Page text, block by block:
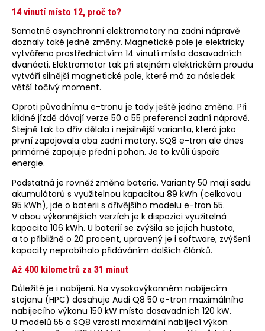
14 vinutí místo 12, proč to?
Samotné asynchronní elektromotory na zadní nápravě
doznaly také jedné změny. Magnetické pole je elektricky
vytvářeno prostřednictvím 14 vinutí místo dosavadních
dvanácti. Elektromotor tak při stejném elektrickém proudu
vytváří silnější magnetické pole, které má za následek
větší točivý moment.
Oproti původnímu e-tronu je tady ještě jedna změna. Při
klidné jízdě dávají verze 50 a 55 preferenci zadní nápravě.
Stejně tak to dřív dělala i nejsilnější varianta, která jako
první zapojovala oba zadní motory. SQ8 e-tron ale dnes
primárně zapojuje přední pohon. Je to kvůli úspoře
energie.
Podstatná je rovněž změna baterie. Varianty 50 mají sadu
akumulátorů s využitelnou kapacitou 89 kWh (celkovou
95 kWh), jde o baterii s dřívějšího modelu e-tron 55.
V obou výkonnějších verzích je k dispozici využitelná
kapacita 106 kWh. U baterií se zvýšila se jejich hustota,
a to přibližně o 20 procent, upravený je i software, zvýšení
kapacity neprobíhalo přidáváním dalších článků.
Až 400 kilometrů za 31 minut
Důležité je i nabíjení. Na vysokovýkonném nabíjecím
stojanu (HPC) dosahuje Audi Q8 50 e-tron maximálního
nabíjecího výkonu 150 kW místo dosavadních 120 kW.
U modelů 55 a SQ8 vzrostl maximální nabíjecí výkon